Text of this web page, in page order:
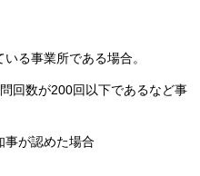
る事業所である場合。
回数が200回以下であるなど事
が認めた場合